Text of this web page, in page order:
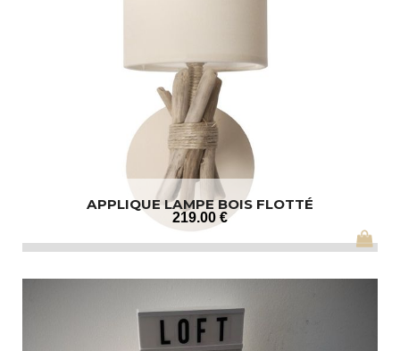
APPLIQUE LAMPE BOIS FLOTTÉ
219.00 €